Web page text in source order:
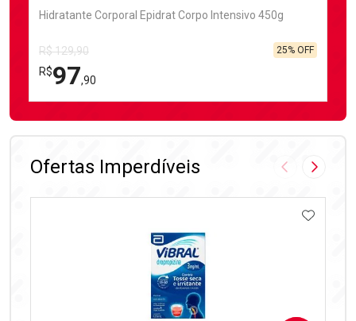
Hidratante Corporal Epidrat Corpo Intensivo 450g
R$ 129,90
R$97,90
25% OFF
FECHAR
FECHAR
Ofertas Imperdíveis Imagem